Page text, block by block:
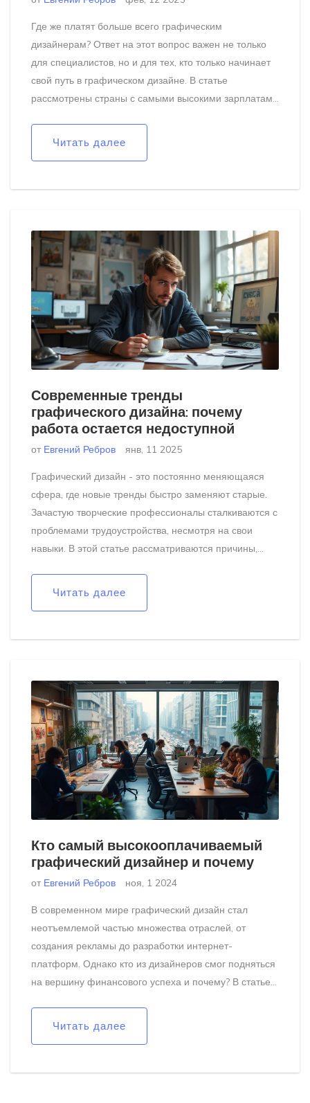
Где же платят больше всего графическим
дизайнерам? Ответ на этот вопрос важен не только
для специалистов, но и для тех, кто только начинает
свой путь в графическом дизайне. В статье
рассмотрены страны с самыми высокими зарплатами
навыки востребованы и как улучшить свои
Читать далее
Современные тренды
графического дизайна: почему
работа остается недоступной
от Евгений Ребров янв, 11 2025
Графический дизайн - это постоянно меняющаяся
сфера, где новые тренды быстро заменяют старые.
Зачастую творческие профессионалы сталкиваются с
проблемами трудоустройства, несмотря на свои
навыки. В этой статье рассматриваются причины,
дадим советы, как повысить свои шансы на успешное
Читать далее
Кто самый высокооплачиваемый
графический дизайнер и почему
от Евгений Ребров ноя, 1 2024
В современном мире графический дизайн стал
неотъемлемой частью множества отраслей, от
создания рекламы до разработки интернет-
платформ. Однако кто из дизайнеров смог подняться
на вершину финансового успеха и почему? В статье
сферы отличаются высшим уровнем оплаты труда, а
Исследуйте мир графического дизайна через призму
Читать далее